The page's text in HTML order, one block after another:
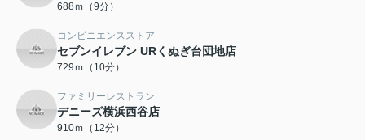
688ｍ（9分）
コンビニエンスストア
セブンイレブン URくぬぎ台団地店
729ｍ（10分）
ファミリーレストラン
デニーズ横浜西谷店
910ｍ（12分）